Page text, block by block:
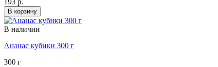
193 р.
В корзину
В наличии
Ананас кубики 300 г
300 г